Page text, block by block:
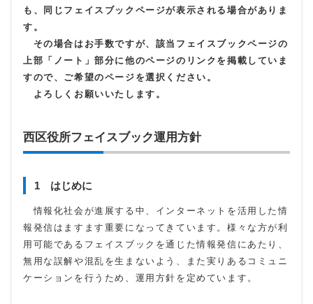
も、同じフェイスブックページが表示される場合がありま
す。
その場合はお手数ですが、該当フェイスブックページの
上部「ノート」部分に他のページのリンクを掲載していま
すので、ご希望のページを選択ください。
よろしくお願いいたします。
西区役所フェイスブック運用方針
1 はじめに
情報化社会が進展する中、インターネットを活用した情
報発信はますます重要になってきています。様々な方が利
用可能であるフェイスブックを通じた情報発信にあたり、
無用な誤解や混乱を生まないよう、また実りあるコミュニ
ケーションを行うため、運用方針を定めています。